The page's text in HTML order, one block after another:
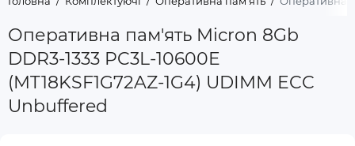
Оперативна пам'ять Micron 8Gb
DDR3-1333 PC3L-10600E
(MT18KSF1G72AZ-1G4) UDIMM ECC
Unbuffered